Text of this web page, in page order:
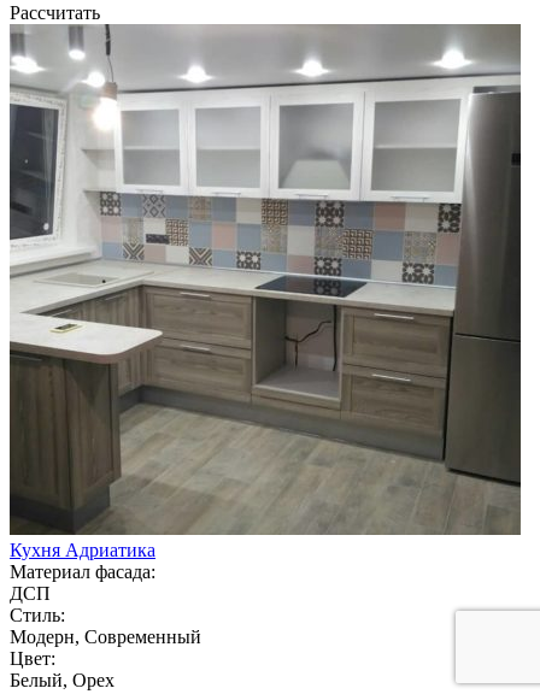
Рассчитать
Кухня Адриатика
Материал фасада:
ДСП
Стиль:
Модерн, Современный
Цвет:
Белый, Орех